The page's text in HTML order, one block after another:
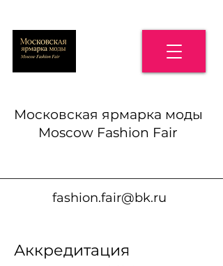
Московская ярмарка моды
Moscow Fashion Fair
fashion.fair@bk.ru
Аккредитация